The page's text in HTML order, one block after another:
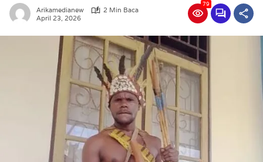
Arikamedianew
2 Min Baca
April 23, 2026
79